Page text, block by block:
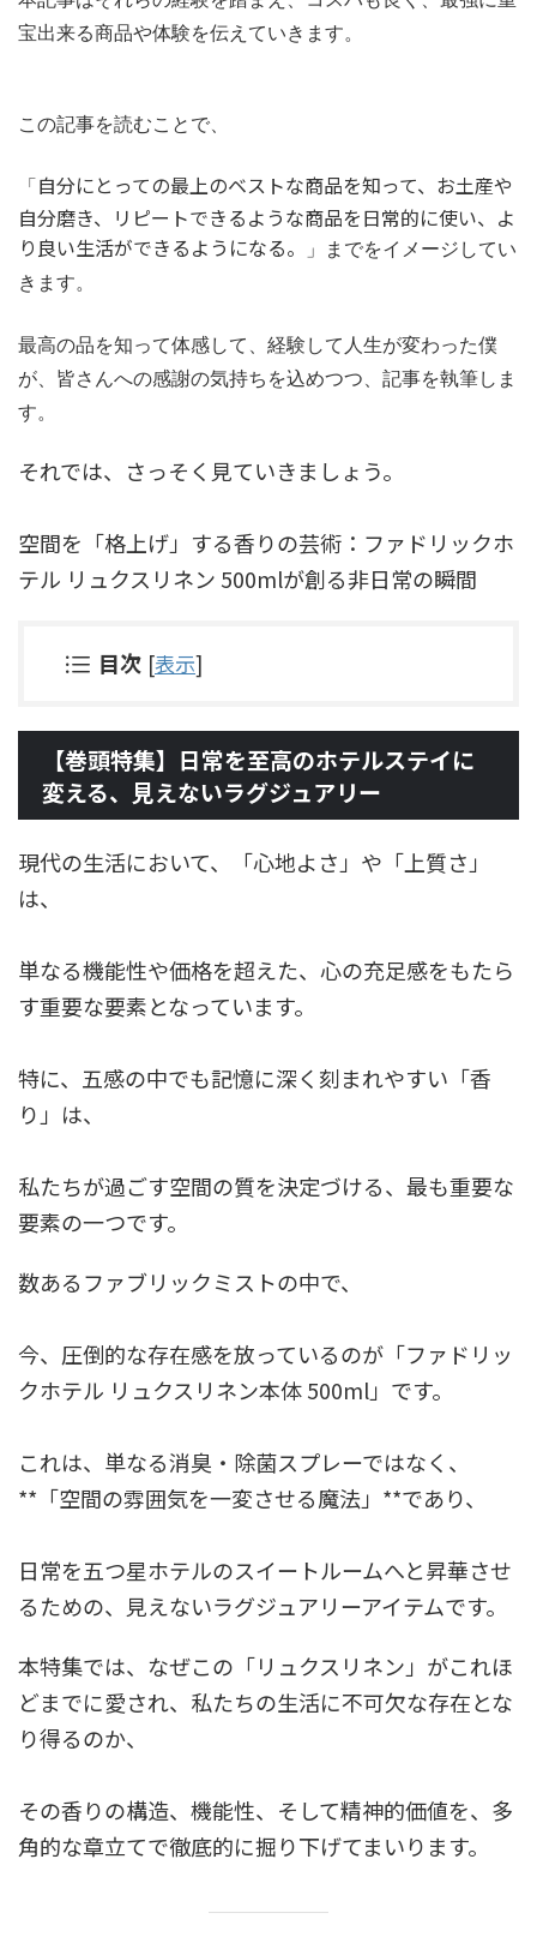
宝出来る商品や体験を伝えていきます。
この記事を読むことで、
「自分にとっての最上のベストな商品を知って、お土産や
自分磨き、リピートできるような商品を日常的に使い、よ
り良い生活ができるようになる。
」までをイメージしてい
きます。
最高の品を知って体感して、経験して人生が変わった僕
が、皆さんへの感謝の気持ちを込めつつ、記事を執筆しま
す。
それでは、さっそく見ていきましょう。
空間を「格上げ」する香りの芸術：ファドリックホ
テル リュクスリネン 500mlが創る非日常の瞬間
目次 [表示]
【巻頭特集】日常を至高のホテルステイに
変える、見えないラグジュアリー
現代の生活において、「心地よさ」や「上質さ」
は、
単なる機能性や価格を超えた、心の充足感をもたら
す重要な要素となっています。
特に、五感の中でも記憶に深く刻まれやすい「香
り」は、
私たちが過ごす空間の質を決定づける、最も重要な
要素の一つです。
数あるファブリックミストの中で、
今、圧倒的な存在感を放っているのが「ファドリッ
クホテル リュクスリネン本体 500ml」です。
これは、単なる消臭・除菌スプレーではなく、
**「空間の雰囲気を一変させる魔法」**であり、
日常を五つ星ホテルのスイートルームへと昇華させ
るための、見えないラグジュアリーアイテムです。
本特集では、なぜこの「リュクスリネン」がこれほ
どまでに愛され、私たちの生活に不可欠な存在とな
り得るのか、
その香りの構造、機能性、そして精神的価値を、多
角的な章立てで徹底的に掘り下げてまいります。